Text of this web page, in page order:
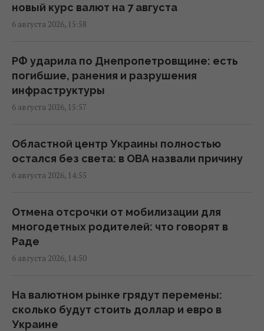
В Сумах прямо в парковой зоне выявили
500-килограммовый российский КАБ
14:43 четверг, 06 августа 2026
Украинец пытался подкупить
пограничника, чтобы попасть на концерт
13:42 четверг, 06 августа 2026
Контролируя судебные институты,
систему влияния и становятся отдельной
ветвью власти, – нардеп Власенко
13:03 четверг, 06 августа 2026
глава Нацполиции о новых схемах торговли
людьми
12:52 четверг, 06 августа 2026
новый курс валют на 7 августа
6 августа 2026, 15:58
РФ ударила по Днепропетровщине: есть
погибшие, ранения и разрушения
инфраструктуры
6 августа 2026, 15:57
Областной центр Украины полностью
остался без света: в ОВА назвали причину
6 августа 2026, 14:55
Отмена отсрочки от мобилизации для
многодетных родителей: что говорят в
Раде
6 августа 2026, 14:50
На валютном рынке грядут перемены:
сколько будут стоить доллар и евро в
Украине